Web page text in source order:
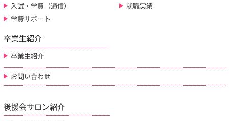
入試・学費（通信）
学費サポート
就職実績
卒業生紹介
卒業生紹介
お問い合わせ
後援会サロン紹介